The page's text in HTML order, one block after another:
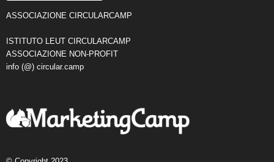
ASSOCIAZIONE CIRCULARCAMP
ISTITUTO LEUT CIRCULARCAMP
ASSOCIAZIONE NON-PROFIT
info (@) circular.camp